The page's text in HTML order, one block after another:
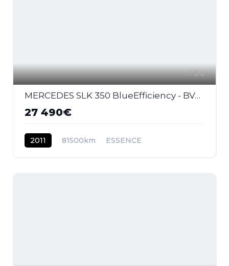
24
MERCEDES SLK 350 BlueEfficiency - BVA 7G-Tronic Plus COUPE CABRIOLET - BM 172 BVA
27 490€
2011 81500km ESSENCE